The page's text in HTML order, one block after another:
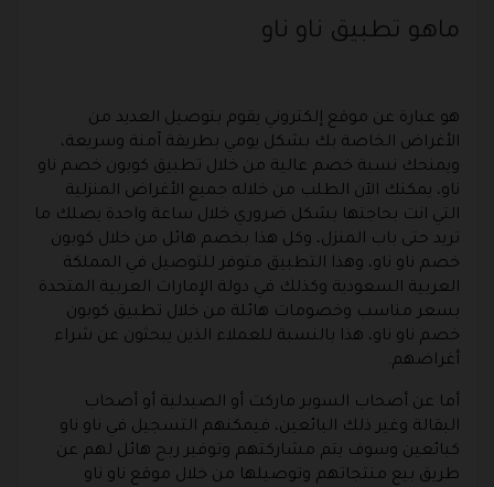
ماهو تطبيق ناو ناو
هو عبارة عن موقع إلكتروني يقوم بتوصيل العديد من
الأغراض الخاصة بك بشكل يومي بطريقة آمنة وسريعة،
ويمنحك نسبة خصم عالية من خلال تطبيق كوبون خصم ناو
ناو، يمكنك الآن الطلب من خلاله جميع الأغراض المنزلية
التي انت بحاجتها بشكل ضروري خلال ساعة واحدة يصلك ما
تريد حتى باب المنزل، وكل هذا بخصم هائل من خلال كوبون
خصم ناو ناو، وهذا التطبيق متوفر للتوصيل في المملكة
العربية السعودية وكذلك في دولة الإمارات العربية المتحدة
بسعر مناسب وخصومات هائلة من خلال تطبيق كوبون
خصم ناو ناو، هذا بالنسبة للعملاء الذين يبحثون عن شراء
أغراضهم.
أما عن أصحاب السوبر ماركت أو الصيدلية أو أصحاب
البقالة وغير ذلك البائعين، فيمكنهم التسجيل في ناو ناو
كبائعين وسوف يتم مشاركتهم وتوفير ربح هائل لهم عن
طريق بيع منتجاتهم وتوصيلها من خلال موقع ناو ناو